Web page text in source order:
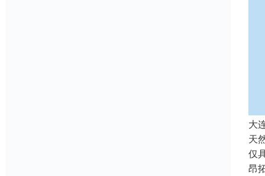
大
天
仅
昂